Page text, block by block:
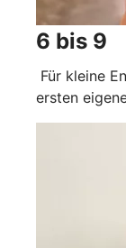
6 bis 9
Für kleine
ersten